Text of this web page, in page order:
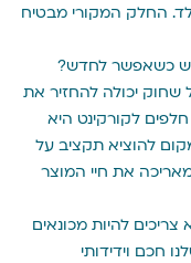
החלק המקורי מבטיח
כשאפשר לחדש?
שחוק יכולה להחזיר את
לקורקינט היא
להוציא תקציב על
את חיי המוצר
להיות מכונאים
חכם וידידותי